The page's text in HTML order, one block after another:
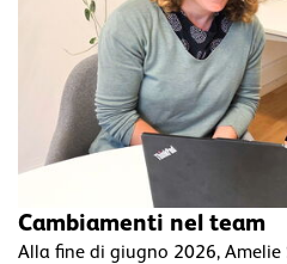
Cambiamenti nel team
Alla fine di giugno 2026,